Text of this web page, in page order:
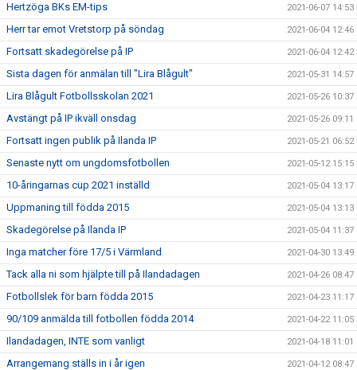
Hertzöga BKs EM-tips 2021-06-07 14:53
Herr tar emot Vretstorp på söndag 2021-06-04 12:46
Fortsatt skadegörelse på IP 2021-06-04 12:42
Sista dagen för anmälan till "Lira Blågult" 2021-05-31 14:57
Lira Blågult Fotbollsskolan 2021 2021-05-26 10:37
Avstängt på IP ikväll onsdag 2021-05-26 09:11
Fortsatt ingen publik på Ilanda IP 2021-05-21 06:52
Senaste nytt om ungdomsfotbollen 2021-05-12 15:15
10-åringarnas cup 2021 inställd 2021-05-04 13:17
Uppmaning till födda 2015 2021-05-04 13:13
Skadegörelse på Ilanda IP 2021-05-04 11:37
Inga matcher före 17/5 i Värmland 2021-04-30 13:49
Tack alla ni som hjälpte till på Ilandadagen 2021-04-26 08:47
Fotbollslek för barn födda 2015 2021-04-23 11:17
90/109 anmälda till fotbollen födda 2014 2021-04-22 11:05
Ilandadagen, INTE som vanligt 2021-04-18 11:01
Arrangemang ställs in i år igen 2021-04-12 08:47